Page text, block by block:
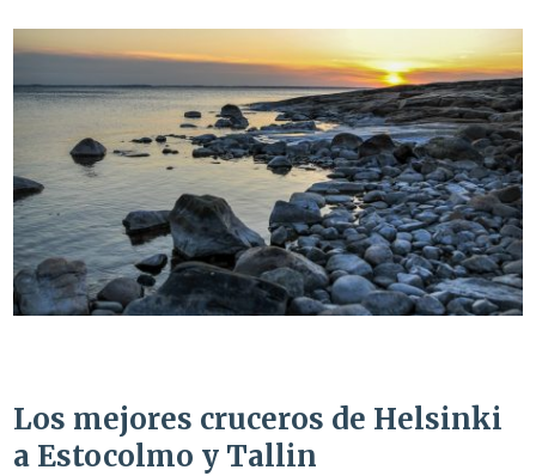
Los mejores cruceros de Helsinki
a Estocolmo y Tallin